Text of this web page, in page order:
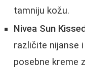
tamniju kožu.
Nivea Sun
različite nijanse
posebne kreme